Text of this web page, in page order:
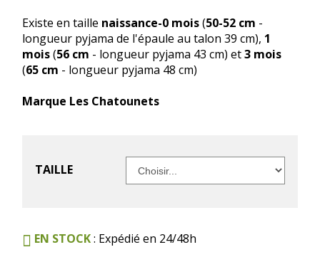
Existe en taille naissance-0 mois(50-52 cm -
longueur pyjama de l'épaule au talon 39 cm), 1
mois(56 cm - longueur pyjama 43 cm) et3 mois
(65 cm - longueur pyjama 48 cm)
Marque Les Chatounets
TAILLE
EN STOCK: Expédié en 24/48h